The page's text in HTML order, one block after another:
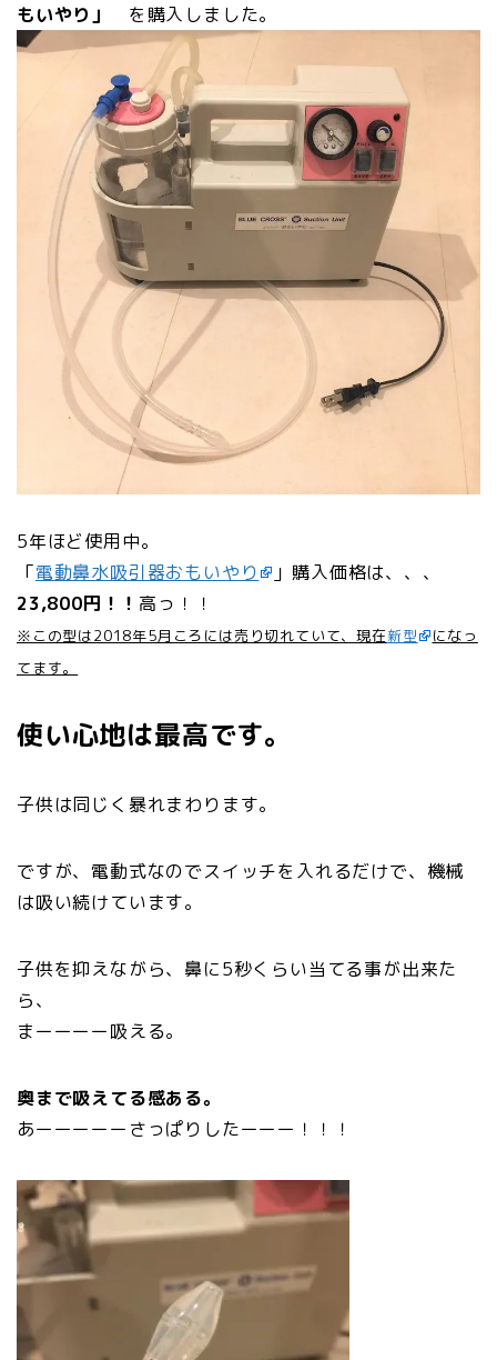
もいやり」 を購入しました。
5年ほど使用中。
「電動鼻水吸引器おもいやり
」購入価格は、、、
23,800円！！ 高っ！！
※この型は2018年5月ころには売り切れていて、現在新型
になっ
てます。
使い心地は最高です。
子供は同じく暴れまわります。
ですが、電動式なのでスイッチを入れるだけで、機械
は吸い続けています。
子供を抑えながら、鼻に5秒くらい当てる事が出来た
ら、
まーーーー吸える。
奥まで吸えてる感ある。
あーーーーーさっぱりしたーーー！！！